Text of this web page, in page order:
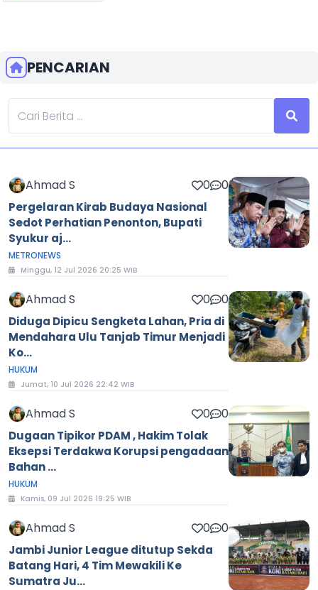
PENCARIAN
Ahmad S 0 0
Pergelaran Kirab Budaya Nasional
Sedot Perhatian Penonton, Bupati
Syukur aj...
METRONEWS
Minggu, 12 Jul 2026 20:25 WIB
Ahmad S 0 0
Diduga Dipicu Sengketa Lahan, Pria di
Mendahara Ulu Tanjab Timur Menjadi
Ko...
HUKUM
Jumat, 10 Jul 2026 22:42 WIB
Ahmad S 0 0
Dugaan Tipikor PDAM , Hakim Tolak
Eksepsi Terdakwa Korupsi pengadaan
Bahan ...
HUKUM
Kamis, 09 Jul 2026 19:25 WIB
Ahmad S 0 0
Jambi Junior League ditutup Sekda
Batang Hari, 4 Tim Mewakili Ke
Sumatra Ju...